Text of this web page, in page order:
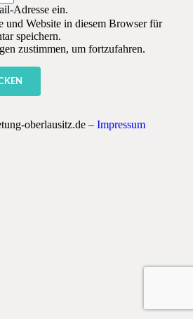
Adresse ein.
und Website in diesem Browser für
speichern.
zustimmen, um fortzufahren.
oberlausitz.de – Impressum